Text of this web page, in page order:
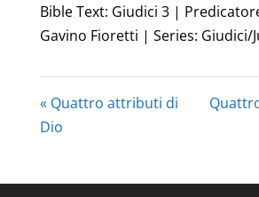
Bible Text: Giudici 3 |
Gavino Fioretti | Series: Giudici/
« Quattro attributi di
Dio